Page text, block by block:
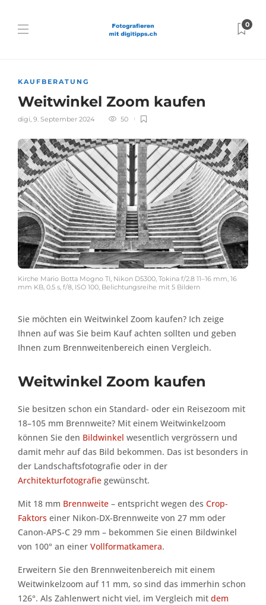
0
KAUFBERATUNG
Weitwinkel Zoom kaufen
digi, 9. September 2024 50
Kirche Mario Botta Mogno TI, Nikon D5300, Tokina f/2.8 11–16 mm, 16
mm KB, 0.5 s, f/8, ISO 100, Belichtungsreihe mit 5 Bildern
Sie möchten ein Weitwinkel Zoom kaufen? Ich zeige
Ihnen auf was Sie beim Kauf achten sollten und geben
Ihnen zum Brennweitenbereich einen Vergleich.
Weitwinkel Zoom kaufen
Sie besitzen schon ein Standard- oder ein Reisezoom mit
18–105 mm Brennweite? Mit einem Weitwinkelzoom
können Sie den Bildwinkel wesentlich vergrössern und
damit mehr auf das Bild bekommen. Das ist besonders in
der Landschaftsfotografie oder in der
Architekturfotografie gewünscht.
Mit 18 mm Brennweite – entspricht wegen des Crop-
Faktors einer Nikon-DX-Brennweite von 27 mm oder
Canon-APS-C 29 mm – bekommen Sie einen Bildwinkel
von 100° an einer Vollformatkamera.
Erweitern Sie den Brennweitenbereich mit einem
Weitwinkelzoom auf 11 mm, so sind das immerhin schon
126°. Als Zahlenwert nicht viel, im Vergleich mit dem